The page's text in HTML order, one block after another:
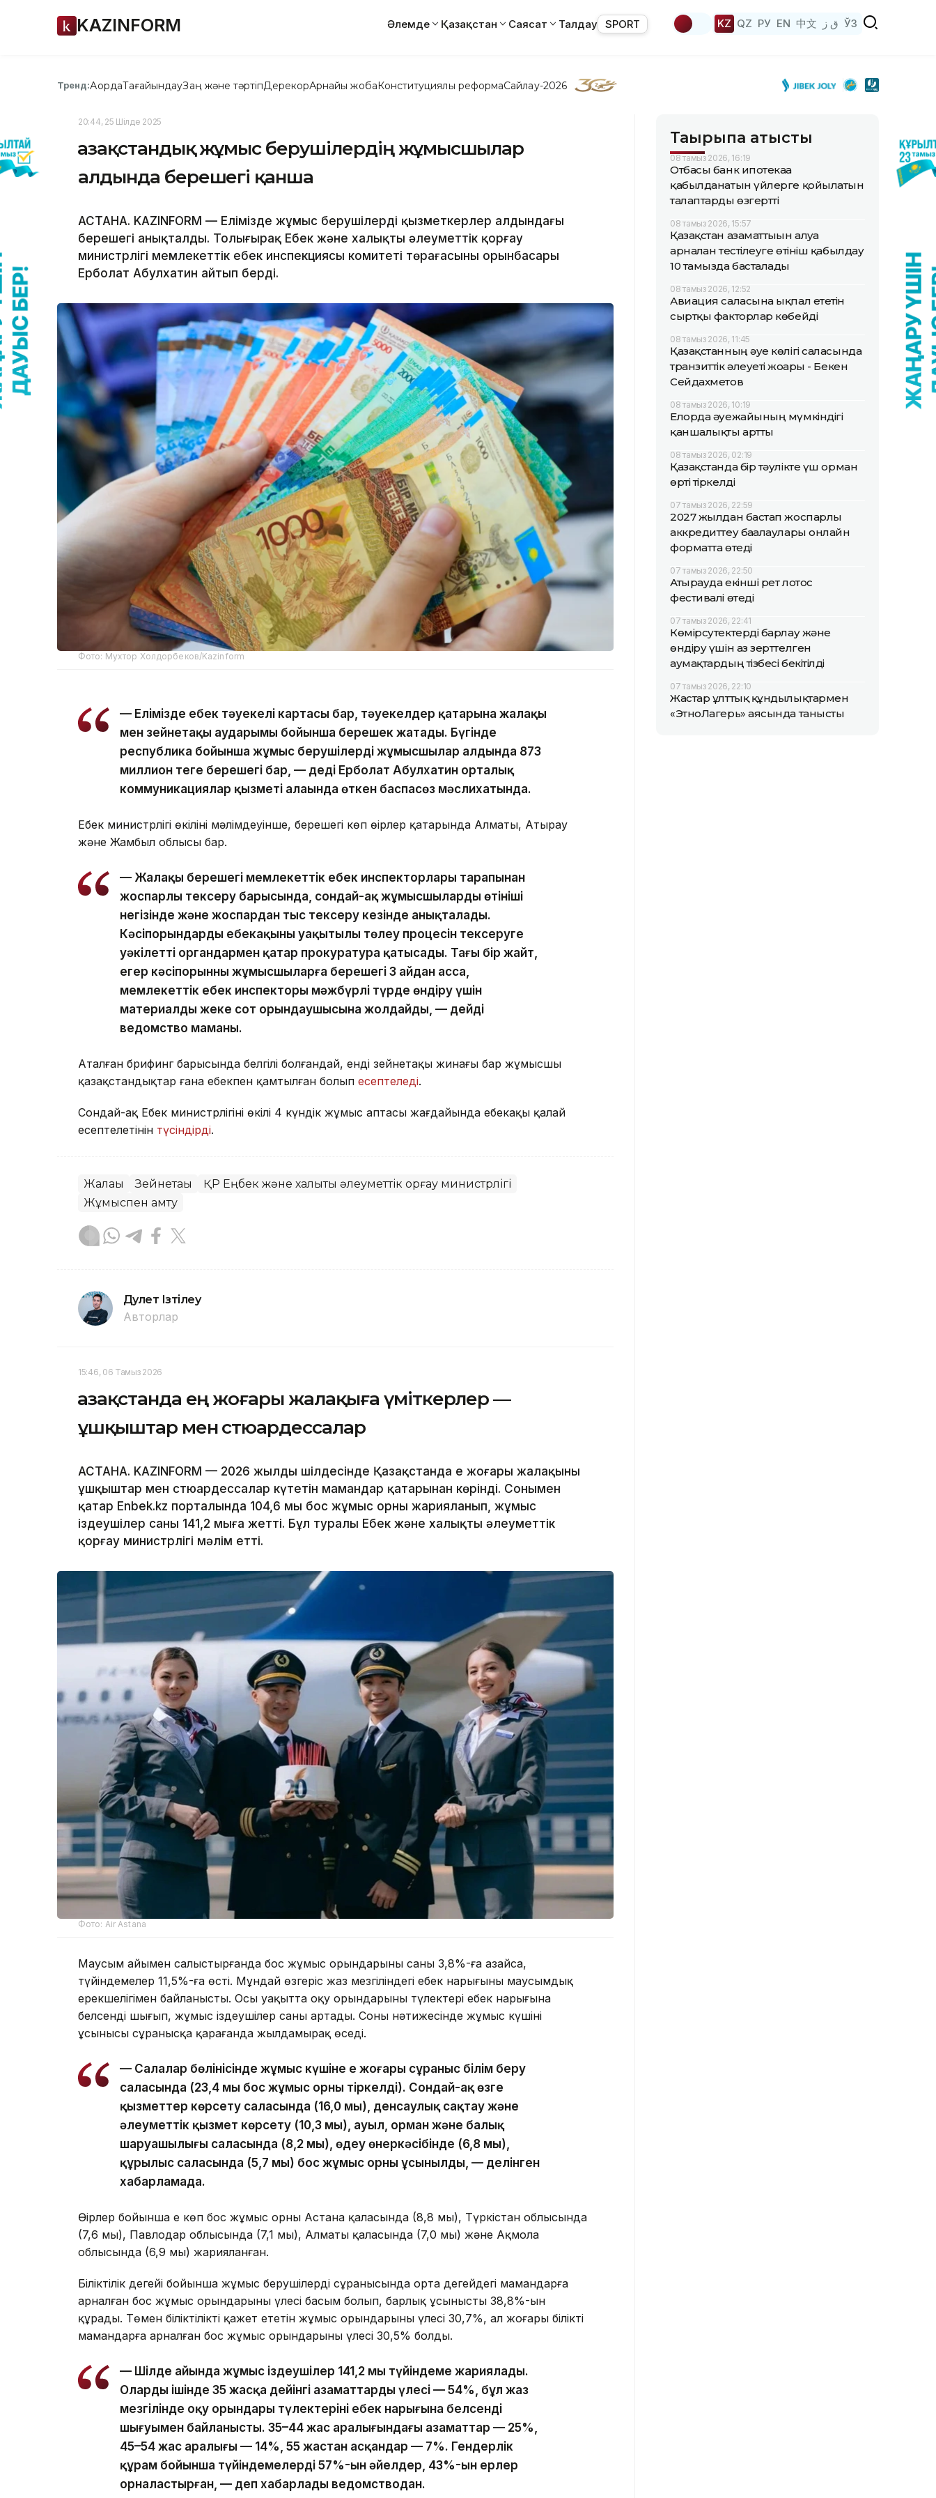
KAZINFORM Әлемде Қазақстан Саясат Талдау SPORT KZ QZ РУ EN 中文 ق ز ЎЗ
Тренд:АқордаТағайындауЗаң және тәртіпДерекқорАрнайы жобаКонституциялық реформаСайлау-2026
20:44, 25 Шілде 2025
Қазақстандық жұмыс берушілердің жұмысшылар
алдында берешегі қанша
АСТАНА. KAZINFORM — Елімізде жұмыс берушілердің қызметкерлер алдындағы
берешегі анықталды. Толығырақ Еңбек және халықты әлеуметтік қорғау
министрлігі мемлекеттік еңбек инспекциясы комитеті төрағасының орынбасары
Ерболат Абулхатин айтып берді.
Фото: Мухтор Холдорбеков/Kazinform
— Елімізде еңбек тәуекелі картасы бар, тәуекелдер қатарына жалақы
мен зейнетақы аударымы бойынша берешек жатады. Бүгінде
республика бойынша жұмыс берушілердің жұмысшылар алдында 873
миллион теңге берешегі бар, — деді Ерболат Абулхатин орталық
коммуникациялар қызметі алаңында өткен баспасөз мәслихатында.
Еңбек министрлігі өкілінің мәлімдеуінше, берешегі көп өңірлер қатарында Алматы, Атырау
және Жамбыл облысы бар.
— Жалақы берешегі мемлекеттік еңбек инспекторлары тарапынан
жоспарлы тексеру барысында, сондай-ақ жұмысшылардың өтініші
негізінде және жоспардан тыс тексеру кезінде анықталады.
Кәсіпорындардың еңбекақыны уақытылы төлеу процесін тексеруге
уәкілетті органдармен қатар прокуратура қатысады. Тағы бір жайт,
егер кәсіпорынның жұмысшыларға берешегі 3 айдан асса,
мемлекеттік еңбек инспекторы мәжбүрлі түрде өндіру үшін
материалды жеке сот орындаушысына жолдайды, — дейді
ведомство маманы.
Аталған брифинг барысында белгілі болғандай, енді зейнетақы жинағы бар жұмысшы
қазақстандықтар ғана еңбекпен қамтылған болып есептеледі.
Сондай-ақ Еңбек министрлігінің өкілі 4 күндік жұмыс аптасы жағдайында еңбекақы қалай
есептелетінін түсіндірді.
Жалақы Зейнетақы
ҚР Еңбек және халықты әлеуметтік қорғау министрлігі
Жұмыспен қамту
Дәулет Ізтілеу
Авторлар
15:46, 06 Тамыз 2026
Қазақстанда ең жоғары жалақыға үміткерлер —
ұшқыштар мен стюардессалар
АСТАНА. KAZINFORM — 2026 жылдың шілдесінде Қазақстанда ең жоғары жалақыны
ұшқыштар мен стюардессалар күтетін мамандар қатарынан көрінді. Сонымен
қатар Enbek.kz порталында 104,6 мың бос жұмыс орны жарияланып, жұмыс
іздеушілер саны 141,2 мыңға жетті. Бұл туралы Еңбек және халықты әлеуметтік
қорғау министрлігі мәлім етті.
Фото: Air Astana
Маусым айымен салыстырғанда бос жұмыс орындарының саны 3,8%-ға азайса,
түйіндемелер 11,5%-ға өсті. Мұндай өзгеріс жаз мезгіліндегі еңбек нарығының маусымдық
ерекшелігімен байланысты. Осы уақытта оқу орындарының түлектері еңбек нарығына
белсенді шығып, жұмыс іздеушілер саны артады. Соның нәтижесінде жұмыс күшінің
ұсынысы сұранысқа қарағанда жылдамырақ өседі.
— Салалар бөлінісінде жұмыс күшіне ең жоғары сұраныс білім беру
саласында (23,4 мың бос жұмыс орны тіркелді). Сондай-ақ өзге
қызметтер көрсету саласында (16,0 мың), денсаулық сақтау және
әлеуметтік қызмет көрсету (10,3 мың), ауыл, орман және балық
шаруашылығы саласында (8,2 мың), өңдеу өнеркәсібінде (6,8 мың),
құрылыс саласында (5,7 мың) бос жұмыс орны ұсынылды, — делінген
хабарламада.
Өңірлер бойынша ең көп бос жұмыс орны Астана қаласында (8,8 мың), Түркістан облысында
(7,6 мың), Павлодар облысында (7,1 мың), Алматы қаласында (7,0 мың) және Ақмола
облысында (6,9 мың) жарияланған.
Біліктілік деңгейі бойынша жұмыс берушілердің сұранысында орта деңгейдегі мамандарға
арналған бос жұмыс орындарының үлесі басым болып, барлық ұсыныстың 38,8%-ын
құрады. Төмен біліктілікті қажет ететін жұмыс орындарының үлесі 30,7%, ал жоғары білікті
мамандарға арналған бос жұмыс орындарының үлесі 30,5% болды.
— Шілде айында жұмыс іздеушілер 141,2 мың түйіндеме жариялады.
Олардың ішінде 35 жасқа дейінгі азаматтардың үлесі — 54%, бұл жаз
мезгілінде оқу орындары түлектерінің еңбек нарығына белсенді
шығуымен байланысты. 35–44 жас аралығындағы азаматтар — 25%,
45–54 жас аралығы — 14%, 55 жастан асқандар — 7%. Гендерлік
құрам бойынша түйіндемелердің 57%-ын әйелдер, 43%-ын ерлер
орналастырған, — деп хабарлады ведомстводан.
Тақырыпқа қатысты
08 тамыз 2026, 16:19
Отбасы банк ипотекаға
қабылданатын үйлерге қойылатын
талаптарды өзгертті
08 тамыз 2026, 15:57
Қазақстан азаматтығын алуға
арналған тестілеуге өтініш қабылдау
10 тамызда басталады
08 тамыз 2026, 12:52
Авиация саласына ықпал ететін
сыртқы факторлар көбейді
08 тамыз 2026, 11:45
Қазақстанның әуе көлігі саласында
транзиттік әлеуеті жоғары - Бекен
Сейдахметов
08 тамыз 2026, 10:19
Елорда әуежайының мүмкіндігі
қаншалықты артты
08 тамыз 2026, 02:19
Қазақстанда бір тәулікте үш орман
өрті тіркелді
07 тамыз 2026, 22:59
2027 жылдан бастап жоспарлы
аккредиттеу бағалаулары онлайн
форматта өтеді
07 тамыз 2026, 22:50
Атырауда екінші рет лотос
фестивалі өтеді
07 тамыз 2026, 22:41
Көмірсутектерді барлау және
өндіру үшін аз зерттелген
аумақтардың тізбесі бекітілді
07 тамыз 2026, 22:10
Жастар ұлттық құндылықтармен
«ЭтноЛагерь» аясында танысты